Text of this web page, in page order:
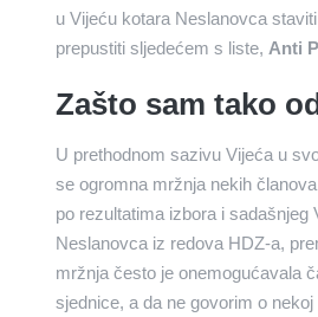
u Vijeću kotara Neslanovca
prepustiti sljedećem s liste, Anti
Zašto sam tako
U prethodnom sazivu Vijeća u
se ogromna mržnja nekih
po rezultatima izbora i sadašnjeg
Neslanovca iz redova HDZ-a,
mržnja često je onemogućavala
sjednice, a da ne govorim o